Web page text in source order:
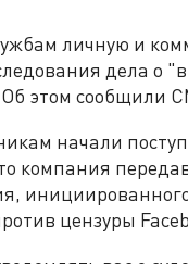
личную и
дела о
этом сообщили
начали
компания
цензуры